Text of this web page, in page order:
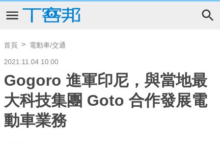
首頁 電動車/交通
2021.11.04 10:00
Gogoro 進軍印尼，與當地最
大科技集團 Goto 合作發展電
動車業務